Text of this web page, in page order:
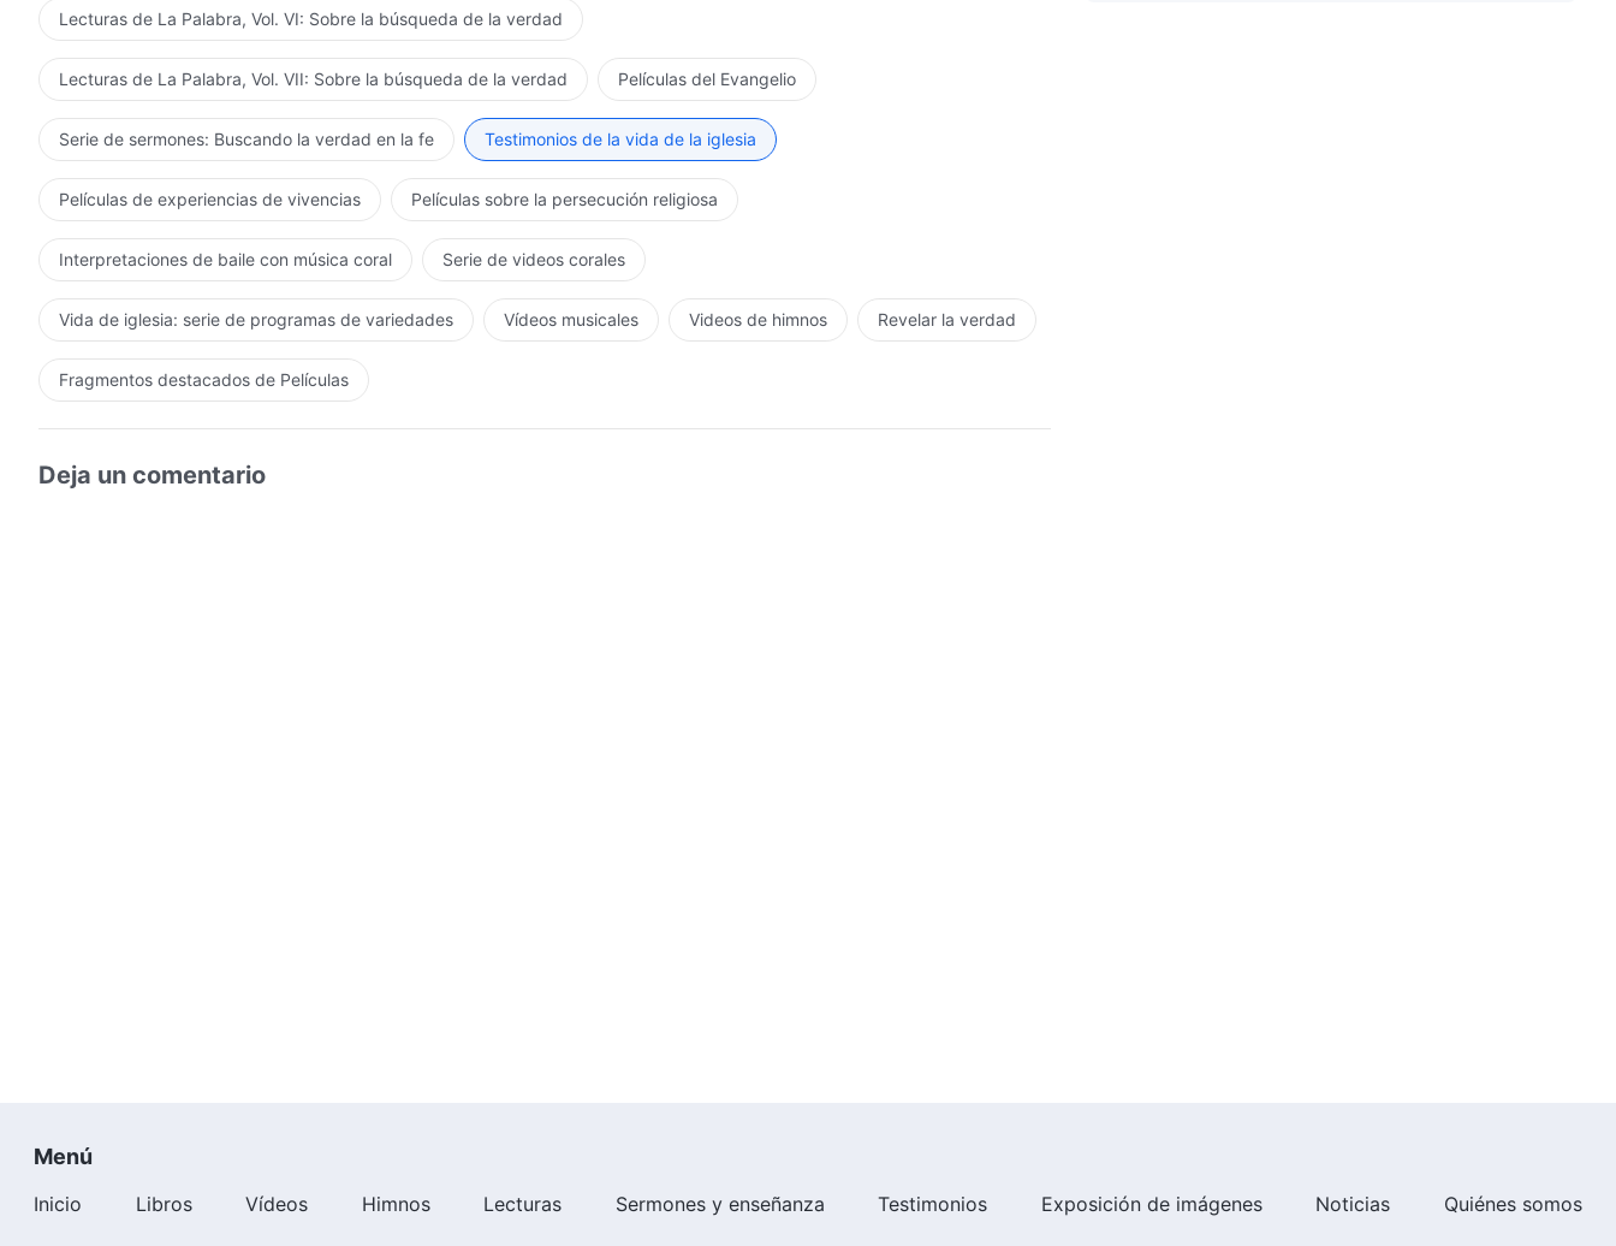
Lecturas de La Palabra, Vol. VI: Sobre la búsqueda de la verdad
Lecturas de La Palabra, Vol. VII: Sobre la búsqueda de la verdad Películas del Evangelio
Serie de sermones: Buscando la verdad en la fe Testimonios de la vida de la iglesia
Películas de experiencias de vivencias Películas sobre la persecución religiosa
Interpretaciones de baile con música coral Serie de videos corales
Vida de iglesia: serie de programas de variedades Vídeos musicales Videos de himnos Revelar la verdad
Fragmentos destacados de Películas
Deja un comentario
Menú
Inicio Libros Vídeos Himnos Lecturas Sermones y enseñanza Testimonios Exposición de imágenes Noticias Quiénes somos